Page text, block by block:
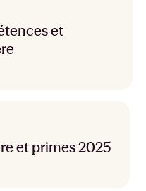
et
et primes 2025